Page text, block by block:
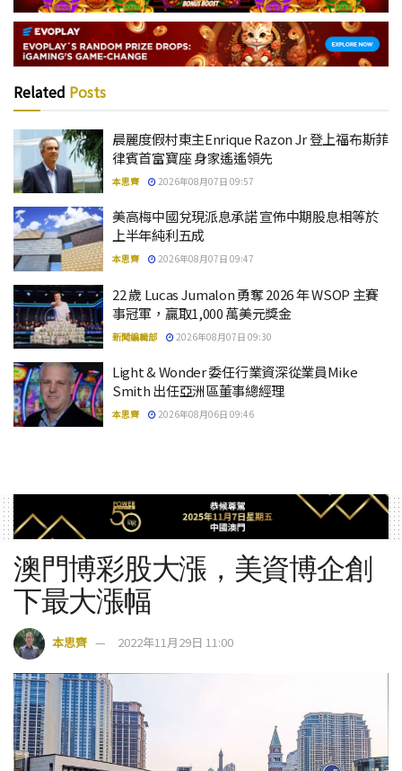
Related Posts
晨麗度假村東主Enrique Razon Jr 登上福布斯菲
律賓首富寶座 身家遙遙領先
本思齊 2026年08月07日 09:57
美高梅中國兌現派息承諾 宣佈中期股息相等於
上半年純利五成
本思齊 2026年08月07日 09:47
22 歲 Lucas Jumalon 勇奪 2026 年 WSOP 主賽
事冠軍，贏取1,000 萬美元獎金
新聞編輯部 2026年08月07日 09:30
Light & Wonder 委任行業資深從業員Mike
Smith 出任亞洲區董事總經理
本思齊 2026年08月06日 09:46
澳門博彩股大漲，美資博企創
下最大漲幅
本思齊 2022年11月29日 11:00